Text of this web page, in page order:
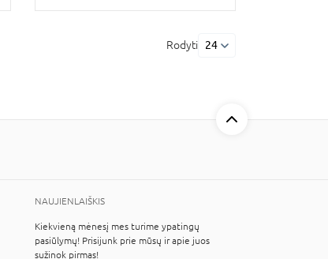
Rodyti 24
NAUJIENLAIŠKIS
Kiekvieną mėnesį mes turime ypatingų
pasiūlymų! Prisijunk prie mūsų ir apie juos
sužinok pirmas!